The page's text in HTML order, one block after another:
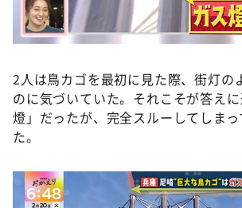
2人は鳥カゴを最初に見た際、街灯の
のに気づいていた。それこそが答え
燈」だったが、完全スルーしてしま
た。